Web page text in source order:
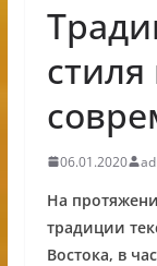
06.01.2020
На
традиции
Востока, в